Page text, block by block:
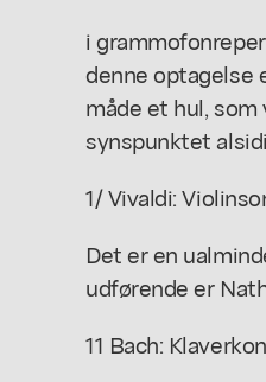
i
denne optagelse
måde et hul,
synspunktet
1/ Vivaldi:
Det er en
udførende er
11 Bach: